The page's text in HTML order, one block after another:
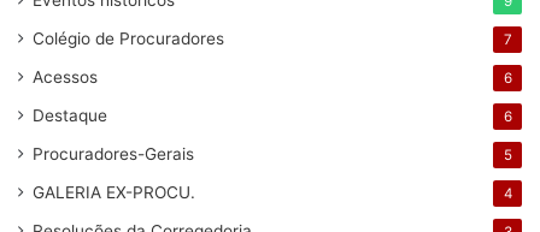
Colégio de Procuradores 7
Acessos 6
Destaque 6
Procuradores-Gerais 5
GALERIA EX-PROCU. 4